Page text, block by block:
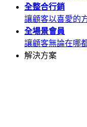
全整合行銷
讓顧客以喜愛的
全場景會員
讓顧客無論在哪
解決方案